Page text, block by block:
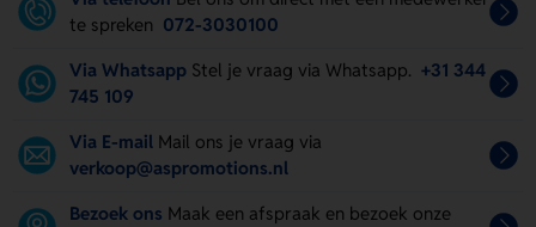
te spreken 072-3030100
Via Whatsapp Stel je vraag via Whatsapp. +31 344
745 109
Via E-mail Mail ons je vraag via
verkoop@aspromotions.nl
Bezoek ons Maak een afspraak en bezoek onze